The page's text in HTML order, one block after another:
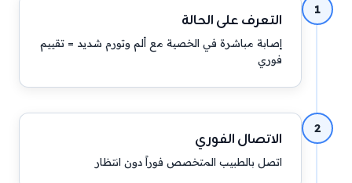
1
التعرف على الحالة
إصابة مباشرة في الخصية مع ألم وتورم شديد = تقييم
فوري
2
الاتصال الفوري
اتصل بالطبيب المتخصص فوراً دون انتظار